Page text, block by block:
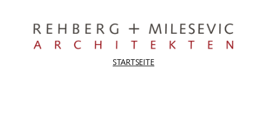
springen
STARTSEITE